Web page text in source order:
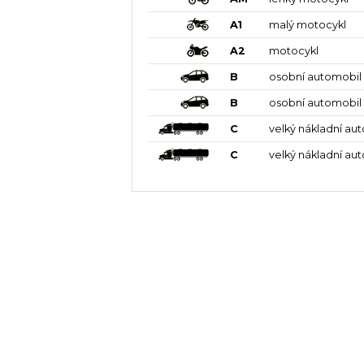
A1 malý motocykl
A2 motocykl
B osobní automobil
B osobní automobil
C velký nákladní
C velký nákladní